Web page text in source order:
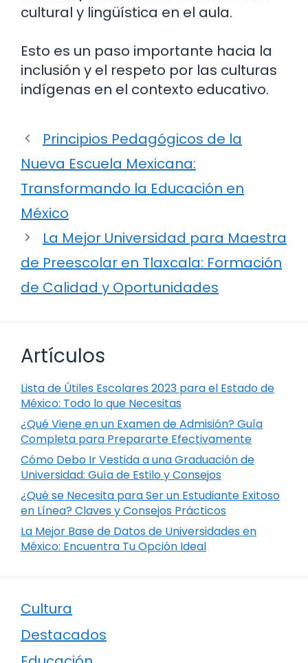
cultural y lingüística en el aula.
Esto es un paso importante hacia la
inclusión y el respeto por las culturas
indígenas en el contexto educativo.
Principios Pedagógicos de la
Nueva Escuela Mexicana:
Transformando la Educación en
México
La Mejor Universidad para Maestra
de Preescolar en Tlaxcala: Formación
de Calidad y Oportunidades
Artículos
Lista de Útiles Escolares 2023 para el Estado de
México: Todo lo que Necesitas
¿Qué Viene en un Examen de Admisión? Guía
Completa para Prepararte Efectivamente
Cómo Debo Ir Vestida a una Graduación de
Universidad: Guía de Estilo y Consejos
¿Qué se Necesita para Ser un Estudiante Exitoso
en Línea? Claves y Consejos Prácticos
La Mejor Base de Datos de Universidades en
México: Encuentra Tu Opción Ideal
Cultura
Destacados